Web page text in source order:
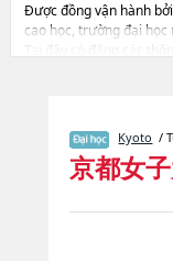
Được đồng vận hành
cao học, trường đại
Tại đây có đăng các
Kyoto /
京都女